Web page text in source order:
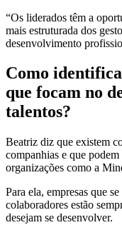
“Os liderados têm a
mais estruturada dos
desenvolvimento
Como
que focam no
talentos?
Beatriz diz que existem
companhias e que
organizações como a
Para ela, empresas que
colaboradores estão
desejam se desenvolver.